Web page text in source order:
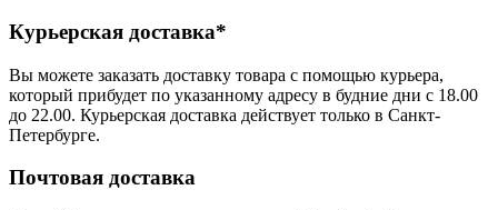
Курьерская доставка*
Вы можете заказать доставку товара с помощью курьера,
который прибудет по указанному адресу в будние дни с 18.00
до 22.00. Курьерская доставка действует только в Санкт-
Петербурге.
Почтовая доставка